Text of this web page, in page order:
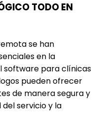
TODO EN
se han
en la
software para clínicas
pueden ofrecer
de manera segura y
servicio y la